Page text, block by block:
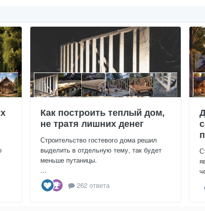
Как построить теплый дом,
не тратя лишних денег
Строительство гостевого дома решил
выделить в отдельную тему, так будет
меньше путаницы.
...
262 ответа